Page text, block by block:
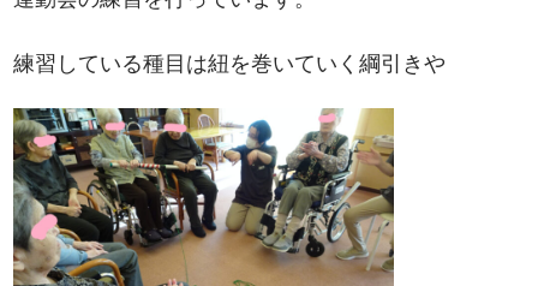
練習している種目は紐を巻いていく綱引きや